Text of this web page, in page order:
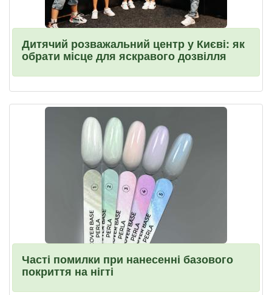
Дитячий розважальний центр у Києві: як
обрати місце для яскравого дозвілля
Часті помилки при нанесенні базового
покриття на нігті